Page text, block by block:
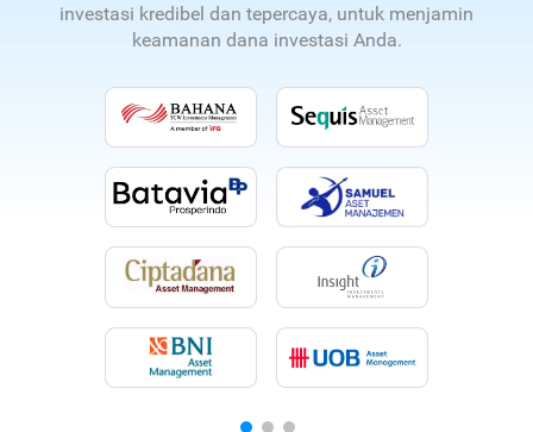
investasi kredibel dan tepercaya, untuk menjamin
keamanan dana investasi Anda.